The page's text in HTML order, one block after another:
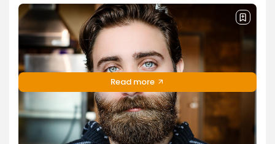
wygodny dodatek w domu
Poduszka dekoracyjna to bardzo dobry sposób na
prostą i szybką odmianę każdego wnętrza w
mieszkaniu. Możemy łączyć ze sobą różne wzory, kolory
i rozmiary w celu urozmaicenia danego pokoju –...
Read more
PUBLIKACJA: REDAKCJA 19 WRZEŚNIA, 2024